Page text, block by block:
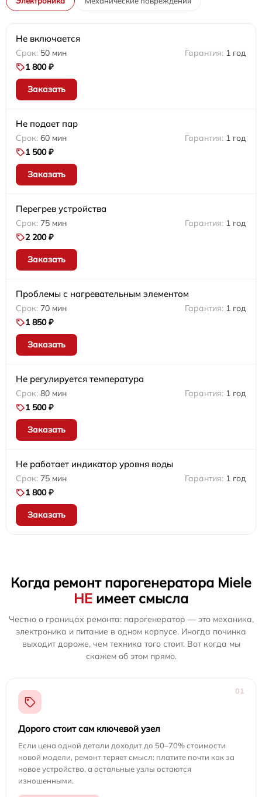
Не включается
50 мин
1 год
1 800 ₽
Заказать
Не подает пар
60 мин
1 год
1 500 ₽
Заказать
Перегрев устройства
75 мин
1 год
2 200 ₽
Заказать
Проблемы с нагревательным элементом
70 мин
1 год
1 850 ₽
Заказать
Не регулируется температура
80 мин
1 год
1 500 ₽
Заказать
Не работает индикатор уровня воды
75 мин
1 год
1 800 ₽
Заказать
Когда ремонт парогенератора Miele
НЕ имеет смысла
Честно о границах ремонта: парогенератор — это механика,
электроника и питание в одном корпусе. Иногда починка
выходит дороже, чем техника того стоит. Вот когда мы
скажем об этом прямо.
01
Дорого стоит сам ключевой узел
Если цена одной детали доходит до 50–70% стоимости
новой модели, ремонт теряет смысл: платите почти как за
новое устройство, а остальные узлы остаются
изношенными.